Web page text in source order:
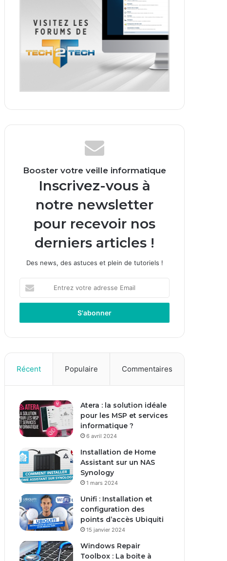
Booster votre veille informatique
Inscrivez-vous à
notre newsletter
pour recevoir nos
derniers articles !
Des news, des astuces et plein de tutoriels !
votre
adresse
Récent Populaire Commentaires
Atera : la solution idéale
pour les MSP et services
informatique ?
6 avril 2024
Installation de Home
Assistant sur un NAS
Synology
1 mars 2024
Unifi : Installation et
configuration des
points d’accès Ubiquiti
15 janvier 2024
Windows Repair
Toolbox : La boite à